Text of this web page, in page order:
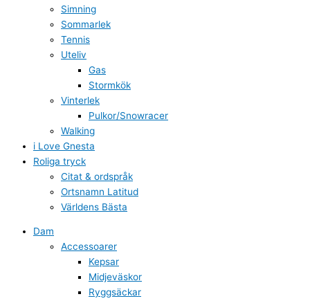
Simning
Sommarlek
Tennis
Uteliv
Gas
Stormkök
Vinterlek
Pulkor/Snowracer
Walking
i Love Gnesta
Roliga tryck
Citat & ordspråk
Ortsnamn Latitud
Världens Bästa
Dam
Accessoarer
Kepsar
Midjeväskor
Ryggsäckar